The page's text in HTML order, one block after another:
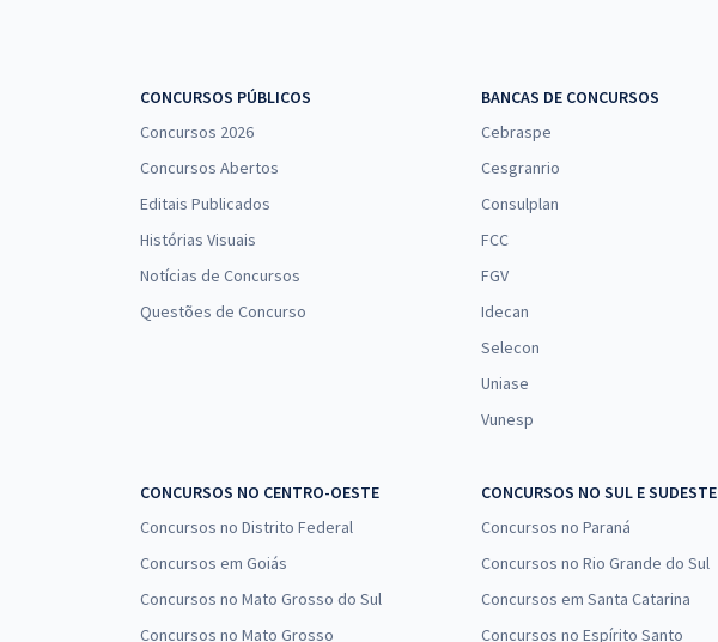
(-20%)
Prova Nacional Docente - PND (CNU Professores) -
Ciências Biológicas (Pós-edital)
CONCURSOS PÚBLICOS
Concursos 2026
Concursos Abertos
Editais Publicados
Histórias Visuais
Notícias de Concursos
Questões de Concurso
BANCAS DE CONCURSOS
Cebraspe
Cesgranrio
Consulplan
FCC
FGV
Idecan
Selecon
Uniase
Vunesp
CONCURSOS NO CENTRO-OESTE
Concursos no Distrito Federal
Concursos em Goiás
Concursos no Mato Grosso do Sul
Concursos no Mato Grosso
CONCURSOS NO SUL E SUDESTE
Concursos no Paraná
Concursos no Rio Grande do Sul
Concursos em Santa Catarina
Concursos no Espírito Santo